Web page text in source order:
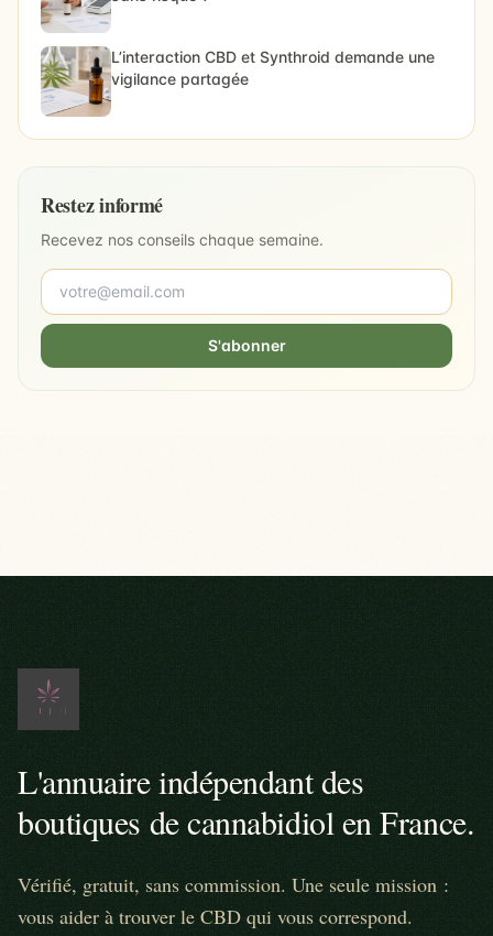
L’interaction CBD et Synthroid demande une
vigilance partagée
Restez informé
Recevez nos conseils chaque semaine.
S'abonner
L'annuaire indépendant des
boutiques de cannabidiol en France.
Vérifié, gratuit, sans commission. Une seule mission :
vous aider à trouver le CBD qui vous correspond.